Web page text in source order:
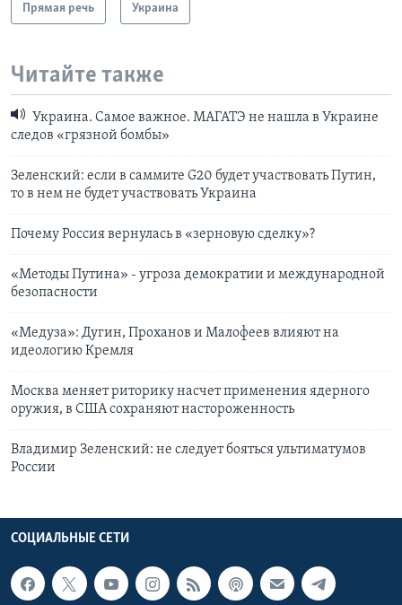
Прямая речь Украина
Читайте также
Украина. Самое важное. МАГАТЭ не нашла в Украине
следов «грязной бомбы»
Зеленский: если в саммите G20 будет участвовать Путин,
то в нем не будет участвовать Украина
Почему Россия вернулась в «зерновую сделку»?
«Методы Путина» - угроза демократии и международной
безопасности
«Медуза»: Дугин, Проханов и Малофеев влияют на
идеологию Кремля
Москва меняет риторику насчет применения ядерного
оружия, в США сохраняют настороженность
Владимир Зеленский: не следует бояться ультиматумов
России
СОЦИАЛЬНЫЕ СЕТИ